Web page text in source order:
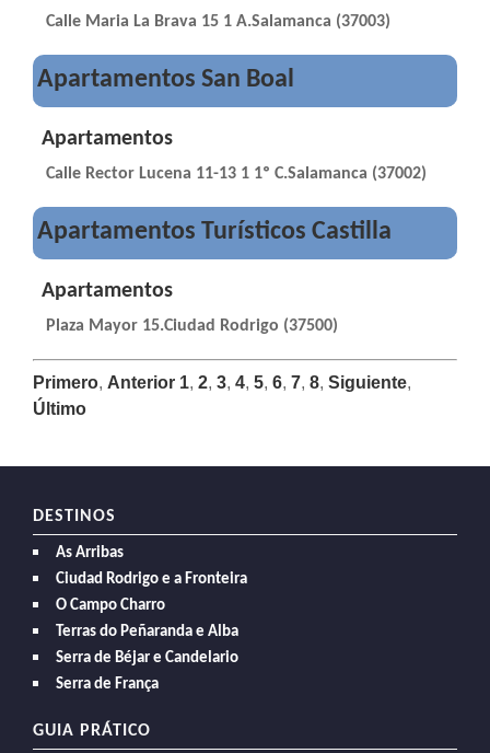
Calle Maria La Brava 15 1 A.Salamanca (37003)
Apartamentos San Boal
Apartamentos
Calle Rector Lucena 11-13 1 1º C.Salamanca (37002)
Apartamentos Turísticos Castilla
Apartamentos
Plaza Mayor 15.Ciudad Rodrigo (37500)
Primero, Anterior 1, 2, 3, 4, 5, 6, 7, 8, Siguiente,
Último
DESTINOS
As Arribas
Ciudad Rodrigo e a Fronteira
O Campo Charro
Terras do Peñaranda e Alba
Serra de Béjar e Candelario
Serra de França
GUIA PRÁTICO